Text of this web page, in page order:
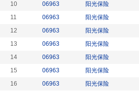
10
06963 阳光保险
11
06963 阳光保险
12
06963 阳光保险
13
06963 阳光保险
14
06963 阳光保险
15
06963 阳光保险
16
06963 阳光保险